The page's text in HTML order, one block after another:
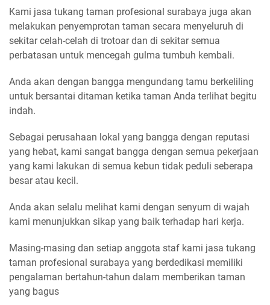
Kami jasa tukang taman profesional surabaya juga akan
melakukan penyemprotan taman secara menyeluruh di
sekitar celah-celah di trotoar dan di sekitar semua
perbatasan untuk mencegah gulma tumbuh kembali.
Anda akan dengan bangga mengundang tamu berkeliling
untuk bersantai ditaman ketika taman Anda terlihat begitu
indah.
Sebagai perusahaan lokal yang bangga dengan reputasi
yang hebat, kami sangat bangga dengan semua pekerjaan
yang kami lakukan di semua kebun tidak peduli seberapa
besar atau kecil.
Anda akan selalu melihat kami dengan senyum di wajah
kami menunjukkan sikap yang baik terhadap hari kerja.
Masing-masing dan setiap anggota staf kami jasa tukang
taman profesional surabaya yang berdedikasi memiliki
pengalaman bertahun-tahun dalam memberikan taman
yang bagus